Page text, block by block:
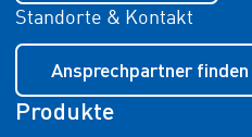
Standorte & Kontakt
Ansprechpartner finden
Produkte